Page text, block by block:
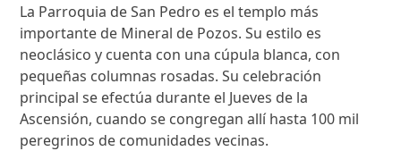
La Parroquia de San Pedro es el templo más
importante de Mineral de Pozos. Su estilo es
neoclásico y cuenta con una cúpula blanca, con
pequeñas columnas rosadas. Su celebración
principal se efectúa durante el Jueves de la
Ascensión, cuando se congregan allí hasta 100 mil
peregrinos de comunidades vecinas.